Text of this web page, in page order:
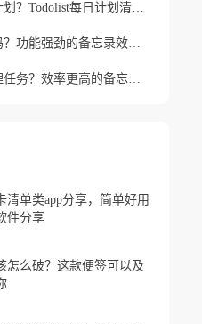
如何更高效地制作每日计划？Todolist每日计划清单制作方法
你真的会用手机备忘录吗？功能强劲的备忘录效率工具
怎样高效使用备忘录管理任务？效率更高的备忘录app
清单类app分享，简单好用
件分享
怎么破？这款便签可以及